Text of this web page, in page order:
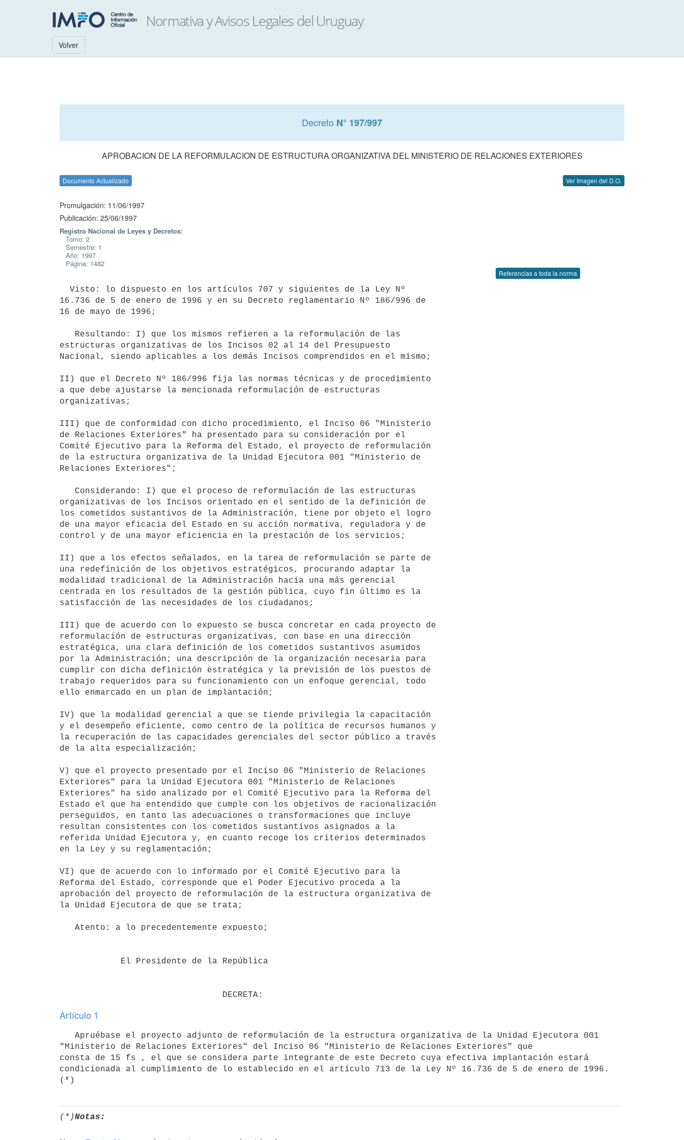
Volver
Decreto N° 197/997
APROBACION DE LA REFORMULACION DE ESTRUCTURA ORGANIZATIVA DEL MINISTERIO DE RELACIONES EXTERIORES
Documento Actualizado Ver Imagen del D.O.
Promulgación: 11/06/1997
Publicación: 25/06/1997
Registro Nacional de Leyes y Decretos:
Tomo: 2
Semestre: 1
Año: 1997
Página: 1482
Referencias a toda la norma
16.736 de 5 de enero de 1996 y en su Decreto reglamentario Nº 186/996 de
16 de mayo de 1996;
estructuras organizativas de los Incisos 02 al 14 del Presupuesto
Nacional, siendo aplicables a los demás Incisos comprendidos en el mismo;
II) que el Decreto Nº 186/996 fija las normas técnicas y de procedimiento
a que debe ajustarse la mencionada reformulación de estructuras
organizativas;
III) que de conformidad con dicho procedimiento, el Inciso 06 "Ministerio
de Relaciones Exteriores" ha presentado para su consideración por el
Comité Ejecutivo para la Reforma del Estado, el proyecto de reformulación
de la estructura organizativa de la Unidad Ejecutora 001 "Ministerio de
Relaciones Exteriores";
organizativas de los Incisos orientado en el sentido de la definición de
los cometidos sustantivos de la Administración, tiene por objeto el logro
de una mayor eficacia del Estado en su acción normativa, reguladora y de
control y de una mayor eficiencia en la prestación de los servicios;
II) que a los efectos señalados, en la tarea de reformulación se parte de
una redefinición de los objetivos estratégicos, procurando adaptar la
modalidad tradicional de la Administración hacia una más gerencial
centrada en los resultados de la gestión pública, cuyo fin último es la
satisfacción de las necesidades de los ciudadanos;
III) que de acuerdo con lo expuesto se busca concretar en cada proyecto de
reformulación de estructuras organizativas, con base en una dirección
estratégica, una clara definición de los cometidos sustantivos asumidos
por la Administración; una descripción de la organización necesaria para
cumplir con dicha definición estratégica y la previsión de los puestos de
trabajo requeridos para su funcionamiento con un enfoque gerencial, todo
ello enmarcado en un plan de implantación;
IV) que la modalidad gerencial a que se tiende privilegia la capacitación
y el desempeño eficiente, como centro de la política de recursos humanos y
la recuperación de las capacidades gerenciales del sector público a través
de la alta especialización;
V) que el proyecto presentado por el Inciso 06 "Ministerio de Relaciones
Exteriores" para la Unidad Ejecutora 001 "Ministerio de Relaciones
Exteriores" ha sido analizado por el Comité Ejecutivo para la Reforma del
Estado el que ha entendido que cumple con los objetivos de racionalización
perseguidos, en tanto las adecuaciones o transformaciones que incluye
resultan consistentes con los cometidos sustantivos asignados a la
referida Unidad Ejecutora y, en cuanto recoge los criterios determinados
en la Ley y su reglamentación;
VI) que de acuerdo con lo informado por el Comité Ejecutivo para la
Reforma del Estado, corresponde que el Poder Ejecutivo proceda a la
aprobación del proyecto de reformulación de la estructura organizativa de
la Unidad Ejecutora de que se trata;
Artículo 1
"Ministerio de Relaciones Exteriores" del Inciso 06 "Ministerio de Relaciones Exteriores" que
consta de 15 fs , el que se considera parte integrante de este Decreto cuya efectiva implantación estará
condicionada al cumplimiento de lo establecido en el artículo 713 de la Ley Nº 16.736 de 5 de enero de 1996.
(*)Notas: